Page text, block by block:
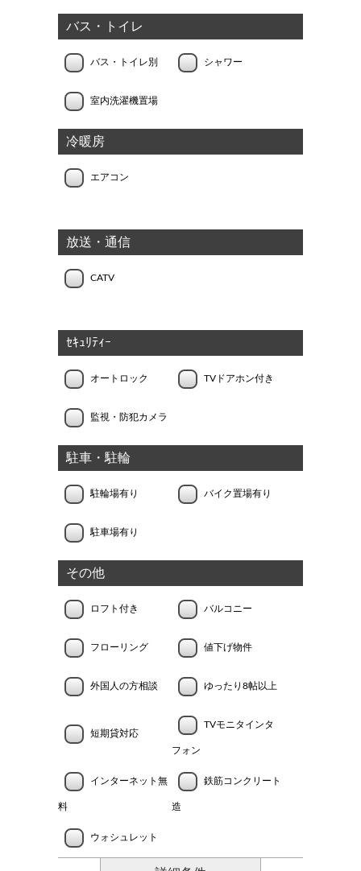
バス・トイレ
バス・トイレ別 シャワー
室内洗濯機置場
冷暖房
エアコン
放送・通信
CATV
ｾｷｭﾘﾃｨｰ
オートロック TVドアホン付き
監視・防犯カメラ
駐車・駐輪
駐輪場有り バイク置場有り
駐車場有り
その他
ロフト付き バルコニー
フローリング 値下げ物件
外国人の方相談 ゆったり8帖以上
短期貸対応
TVモニタインタ
フォン
インターネット無
料
鉄筋コンクリート
造
ウォシュレット